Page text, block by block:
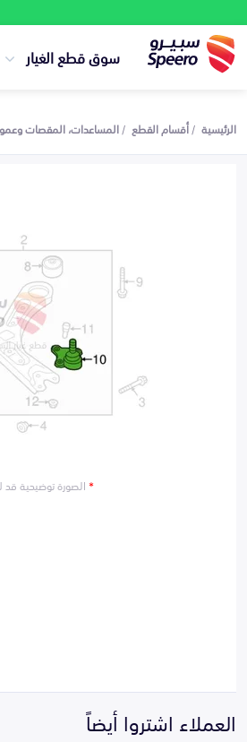
سوق قطع الغيار
الرئيسية أقسام القطع المساعدات، المقصات
*الصورة توضيحية قد
العملاء اشتروا أيضاً